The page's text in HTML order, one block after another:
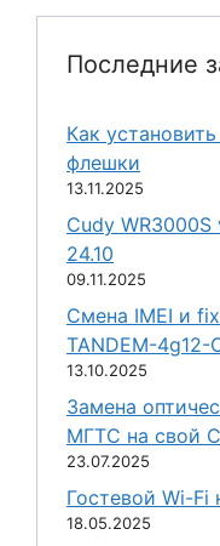
Последние
Как
флешки
13.11.2025
Cudy
24.10
09.11.2025
Смена IMEI и
TANDEM-4g12-
13.10.2025
Замена
МГТС на свой
23.07.2025
Гостевой Wi-Fi
18.05.2025